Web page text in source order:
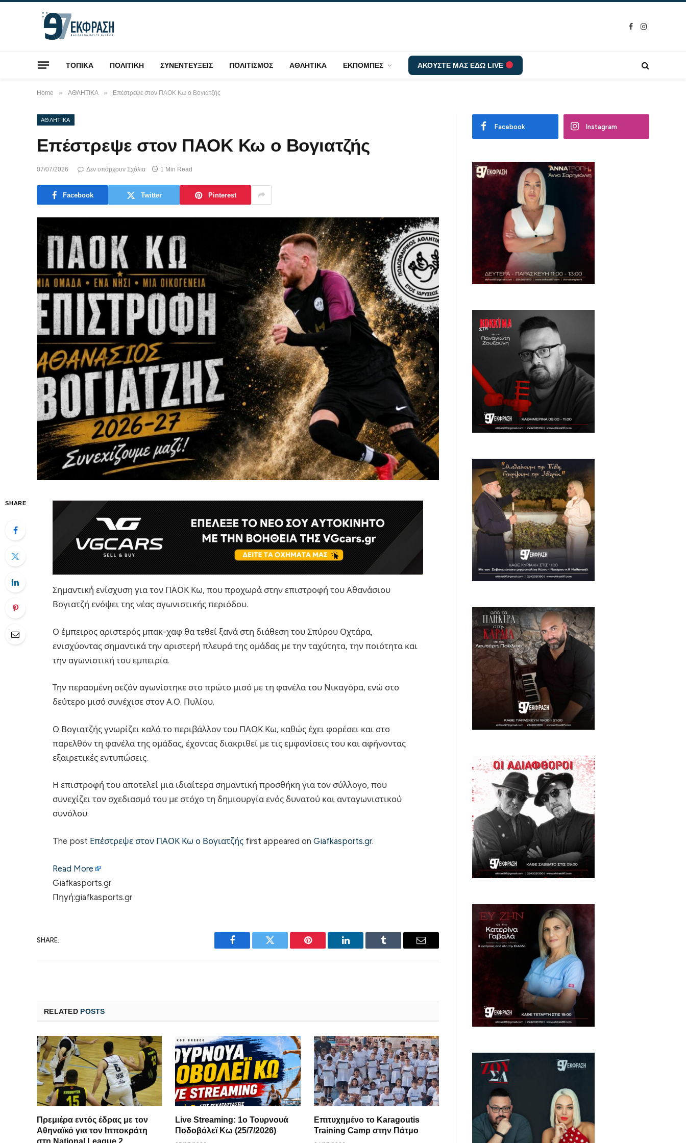
Facebook
Instagram
ΤΟΠΙΚΑ ΠΟΛΙΤΙΚΗ ΣΥΝΕΝΤΕΥΞΕΙΣ ΠΟΛΙΤΙΣΜΟΣ ΑΘΛΗΤΙΚΑ ΕΚΠΟΜΠΕΣ ΑΚΟΥΣΤΕ ΜΑΣ ΕΔΩ LIVE
Home » ΑΘΛΗΤΙΚΑ » Επέστρεψε στον ΠΑΟΚ Κω ο Βογιατζής
ΑΘΛΗΤΙΚΑ
Επέστρεψε στον ΠΑΟΚ Κω ο Βογιατζής
07/07/2026 Δεν υπάρχουν Σχόλια 1 Min Read
Facebook Twitter Pinterest
SHARE
Σημαντική ενίσχυση για τον ΠΑΟΚ Κω, που προχωρά στην επιστροφή του Αθανάσιου
Βογιατζή ενόψει της νέας αγωνιστικής περιόδου.
Ο έμπειρος αριστερός μπακ-χαφ θα τεθεί ξανά στη διάθεση του Σπύρου Οχτάρα,
ενισχύοντας σημαντικά την αριστερή πλευρά της ομάδας με την ταχύτητα, την ποιότητα και
την αγωνιστική του εμπειρία.
Την περασμένη σεζόν αγωνίστηκε στο πρώτο μισό με τη φανέλα του Νικαγόρα, ενώ στο
δεύτερο μισό συνέχισε στον Α.Ο. Πυλίου.
Ο Βογιατζής γνωρίζει καλά το περιβάλλον του ΠΑΟΚ Κω, καθώς έχει φορέσει και στο
παρελθόν τη φανέλα της ομάδας, έχοντας διακριθεί με τις εμφανίσεις του και αφήνοντας
εξαιρετικές εντυπώσεις.
Η επιστροφή του αποτελεί μια ιδιαίτερα σημαντική προσθήκη για τον σύλλογο, που
συνεχίζει τον σχεδιασμό του με στόχο τη δημιουργία ενός δυνατού και ανταγωνιστικού
συνόλου.
The post Επέστρεψε στον ΠΑΟΚ Κω ο Βογιατζής first appeared on Giafkasports.gr.
Read More
Giafkasports.gr
Πηγή:giafkasports.gr
SHARE.
Facebook Twitter Pinterest LinkedIn Tumblr Email
RELATED POSTS
Πρεμιέρα εντός έδρας με τον
Αθηναϊκό για τον Ιπποκράτη
στη National League 2
Live Streaming: 1ο Τουρνουά
Ποδοβόλεϊ Κω (25/7/2026)
Επιτυχημένο το Karagoutis
Training Camp στην Πάτμο
Facebook Instagram